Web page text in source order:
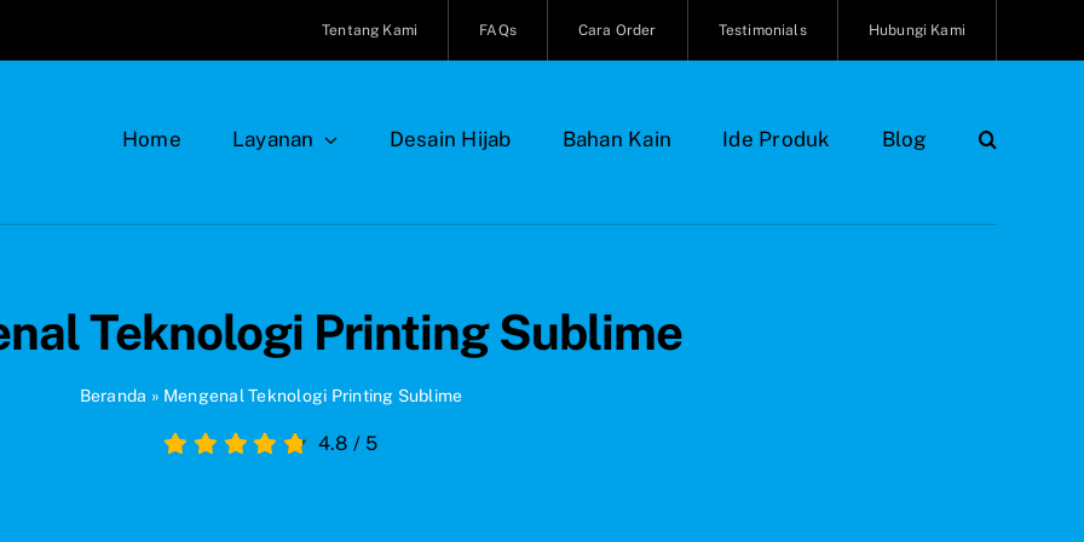
Tentang Kami FAQs Cara Order Testimonials Hubungi Kami
Home Layanan Desain Hijab Bahan Kain Ide Produk Blog
Teknologi Printing Sublime
Beranda » Mengenal Teknologi Printing Sublime
4.8 / 5